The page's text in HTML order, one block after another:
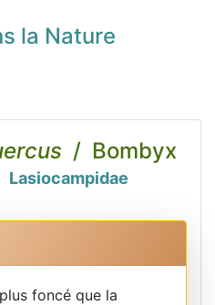
la Nature
/ Bombyx
Lasiocampidae
foncé que la